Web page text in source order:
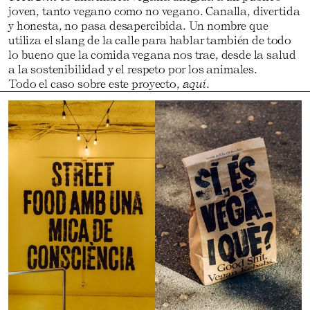
joven, tanto vegano como no vegano. Canalla, divertida
y honesta, no pasa desapercibida. Un nombre que
utiliza el slang de la calle para hablar también de todo
lo bueno que la comida vegana nos trae, desde la salud
a la sostenibilidad y el respeto por los animales.
Todo el caso sobre este proyecto, aquí.